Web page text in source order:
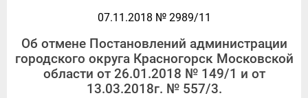
07.11.2018 № 2989/11
Об отмене Постановлений администрации
городского округа Красногорск Московской
области от 26.01.2018 № 149/1 и от
13.03.2018г. № 557/3.